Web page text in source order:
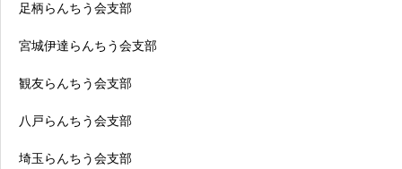
足柄らんちう会支部
宮城伊達らんちう会支部
観友らんちう会支部
八戸らんちう会支部
埼玉らんちう会支部